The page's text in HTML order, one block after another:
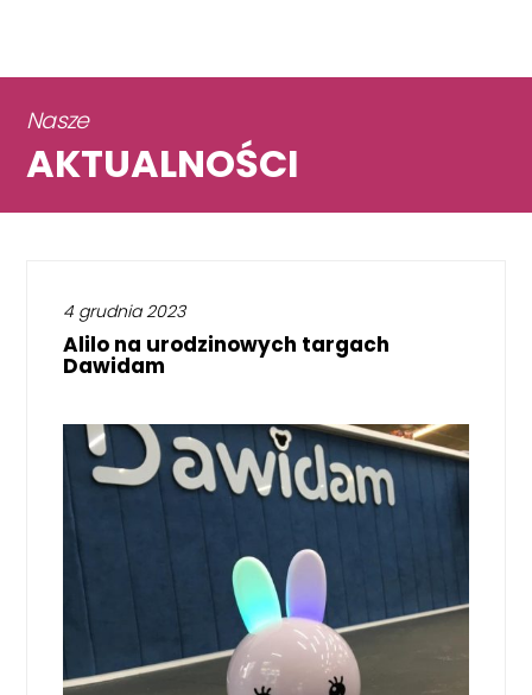
Nasze
AKTUALNOŚCI
4 grudnia 2023
Alilo na urodzinowych targach
Dawidam